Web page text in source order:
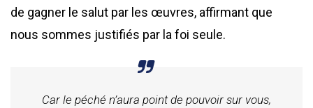
de gagner le salut par les œuvres, affirmant que
nous sommes justifiés par la foi seule.
Car le péché n’aura point de pouvoir sur vous,